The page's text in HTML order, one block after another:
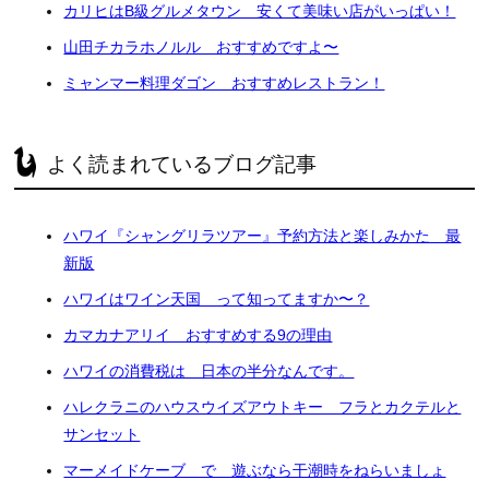
カリヒはB級グルメタウン 安くて美味い店がいっぱい！
山田チカラホノルル おすすめですよ〜
ミャンマー料理ダゴン おすすめレストラン！
よく読まれているブログ記事
ハワイ『シャングリラツアー』予約方法と楽しみかた 最
新版
ハワイはワイン天国 って知ってますか〜？
カマカナアリイ おすすめする9の理由
ハワイの消費税は 日本の半分なんです。
ハレクラニのハウスウイズアウトキー フラとカクテルと
サンセット
マーメイドケーブ で 遊ぶなら干潮時をねらいましょ